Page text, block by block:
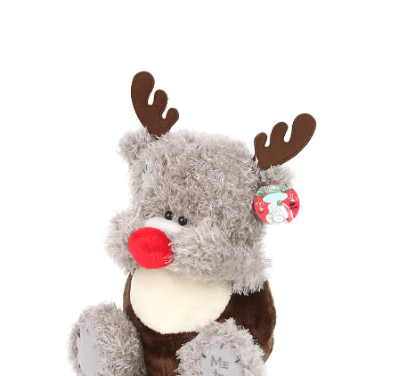
프 하세요!